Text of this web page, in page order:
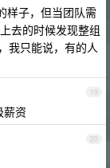
样子，但当团队需
去的时候发现整组
我只能说，有的人
19
薪资
20